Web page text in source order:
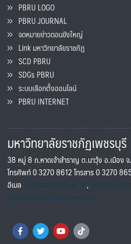
PBRU LOGO
PBRU JOURNAL
จดหมายข่าวดอนขังใหญ่
Link มหาวิทยาลัยราชภัฏ
SCD PBRU
SDGs PBRU
ระบบเลือกตั้งออนไลน์
PBRU INTERNET
มหาวิทยาลัยราชภัฏเพชรบุรี
38 หมู่ 8 ถ.หาดเจ้าสำราญ ต.นาวุ้ง อ.เมือง
โทรศัพท์ 0 3270 8612 โทรสาร 0 3270
อีเมล saraban@pbru.ac.th,
international@mail.pbru.ac.th